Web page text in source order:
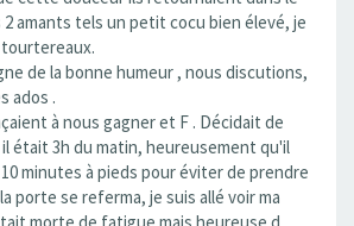
2 amants tels un petit cocu bien élevé, je
de la bonne humeur , nous discutions,
ados .
à nous gagner et F . Décidait de
était 3h du matin, heureusement qu'il
minutes à pieds pour éviter de prendre
porte se referma, je suis allé voir ma
morte de fatigue mais heureuse d